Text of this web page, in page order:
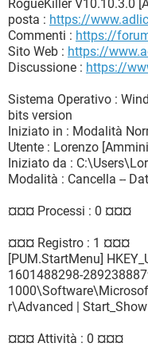
RogueKiller V10.10.3.0
posta : https://
Commenti : https://
Sito Web : https://
Discussione : https://
Sistema Operativo :
bits version
Iniziato in : Modalità
Utente : Lorenzo
Iniziato da :
Modalità : Cancella --
¤¤¤ Processi : 0 ¤¤¤
¤¤¤ Registro : 1 ¤¤¤
[PUM.StartMenu]
1601488298-
r\Advanced |
¤¤¤ Attività : 0 ¤¤¤